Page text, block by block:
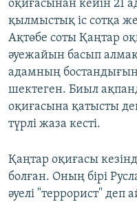
оқиғасынан кейін 21
қылмыстық іс сотқа
Ақтөбе соты Қаңтар
әуежайын басып
адамның
шектеген. Биыл
оқиғасына қатысты
түрлі жаза кесті.
Қаңтар оқиғасы
болған. Оның бірі
әуелі "террорист" деп